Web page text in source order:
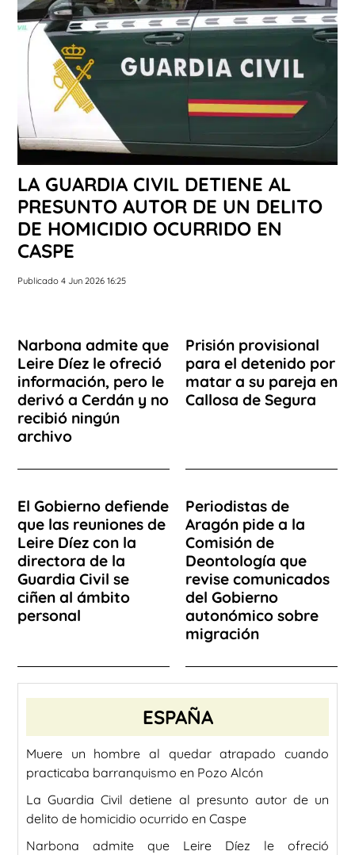
LA GUARDIA CIVIL DETIENE AL
PRESUNTO AUTOR DE UN DELITO
DE HOMICIDIO OCURRIDO EN
CASPE
Publicado 4 Jun 2026 16:25
Narbona admite que
Leire Díez le ofreció
información, pero le
derivó a Cerdán y no
recibió ningún
archivo
Prisión provisional
para el detenido por
matar a su pareja en
Callosa de Segura
El Gobierno defiende
que las reuniones de
Leire Díez con la
directora de la
Guardia Civil se
ciñen al ámbito
personal
Periodistas de
Aragón pide a la
Comisión de
Deontología que
revise comunicados
del Gobierno
autonómico sobre
migración
ESPAÑA
Muere un hombre al quedar atrapado cuando
practicaba barranquismo en Pozo Alcón
La Guardia Civil detiene al presunto autor de un
delito de homicidio ocurrido en Caspe
Narbona admite que Leire Díez le ofreció